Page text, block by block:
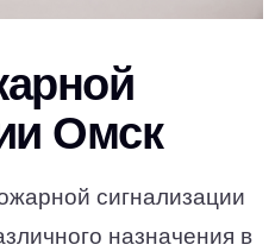
Омск
сигнализации
назначения в